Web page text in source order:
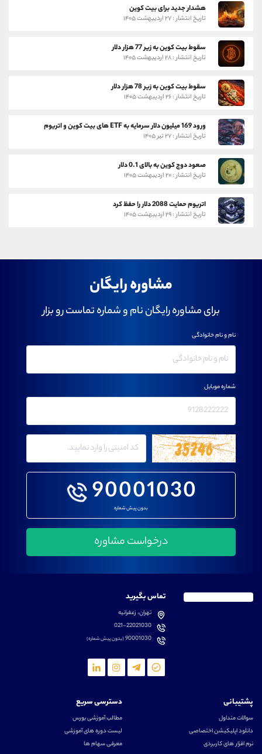
هشدار جدید برای بیت کوین
تاریخ انتشار : ۲۷ اردیبهشت ۱۴۰۵
سقوط بیت کوین به زیر 77 هزار دلار
تاریخ انتشار : ۲۸ اردیبهشت ۱۴۰۵
سقوط بیت کوین به زیر 78 هزار دلار
تاریخ انتشار : ۲۶ اردیبهشت ۱۴۰۵
ورود 169 میلیون دلار سرمایه به ETF های بیت کوین و اتریوم
تاریخ انتشار : ۲۷ تیر ۱۴۰۵
صعود دوج کوین به بالای 0.1 دلار
تاریخ انتشار : ۲۰ اردیبهشت ۱۴۰۵
اتریوم حمایت 2088 دلار را حفظ کرد
تاریخ انتشار : ۲۹ اردیبهشت ۱۴۰۵
مشاوره رایگان
برای مشاوره رایگان نام و شماره تماست رو بزار
90001030
بدون پیش شماره
نام و نام خانوادگی
شماره موبایل
تماس بگیرید
تهران، زعفرانیه
021-22021030
90001030(بدون پیش شماره)
پشتیبانی
سوالات متداول
دانلود اپلیکیشن اختصاصی
نرم افزار های کاربردی
دسترسی سریع
مطالب آموزشی بورس
لیست دوره های آموزشی
معرفی سهام ها